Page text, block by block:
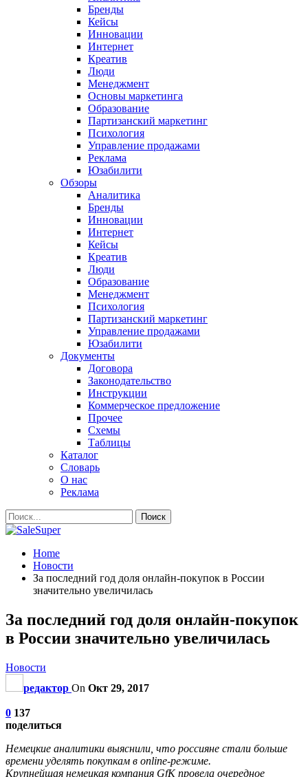
Бренды
Кейсы
Инновации
Интернет
Креатив
Люди
Менеджмент
Основы маркетинга
Образование
Партизанский маркетинг
Психология
Управление продажами
Реклама
Юзабилити
Обзоры
Аналитика
Бренды
Инновации
Интернет
Кейсы
Креатив
Люди
Образование
Менеджмент
Психология
Партизанский маркетинг
Управление продажами
Юзабилити
Документы
Договора
Законодательство
Инструкции
Коммерческое предложение
Прочее
Схемы
Таблицы
Каталог
Словарь
О нас
Реклама
Home
Новости
За последний год доля онлайн-покупок в России
значительно увеличилась
За последний год доля онлайн-покупок
в России значительно увеличилась
Новости
редактор On Окт 29, 2017
0 137
поделиться
Немецкие аналитики выяснили, что россияне стали больше
времени уделять покупкам в online-режиме.
Крупнейшая немецкая компания GfK провела очередное